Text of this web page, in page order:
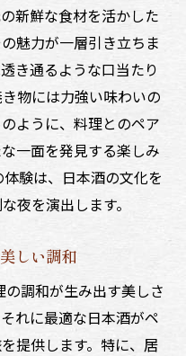
新鮮な食材を活かした
魅力が一層引き立ちま
き通るような口当たり
物には力強い味わいの
ように、料理とのペア
一面を発見する楽しみ
験は、日本酒の文化を
夜を演出します。
しい調和
調和が生み出す美しさ
れに最適な日本酒がペ
提供します。特に、居